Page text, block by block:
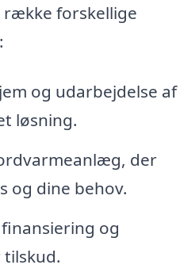
forskellige
og udarbejdelse af
løsning.
der
og dine behov.
og